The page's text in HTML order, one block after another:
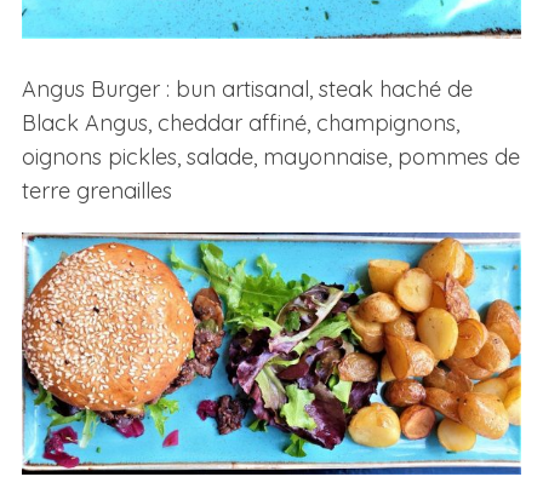
Angus Burger : bun artisanal, steak haché de
Black Angus, cheddar affiné, champignons,
oignons pickles, salade, mayonnaise, pommes de
terre grenailles